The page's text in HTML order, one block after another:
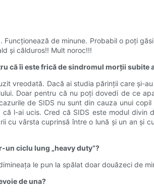
de minune. Probabil o poți
și călduros!! Mult noroc!!!
că îi este frică de sindromul morții subite
vreodată. Dacă ai studia părinții care și-
Doar pentru că nu poți dovedi de ce
de SIDS nu sunt din cauza unui
l-ai ucis. Cred că SIDS este modul
cu vârsta cuprinsă între o lună și un an și
un ciclu lung „heavy duty”?
le pun la spălat doar douăzeci de
de una?